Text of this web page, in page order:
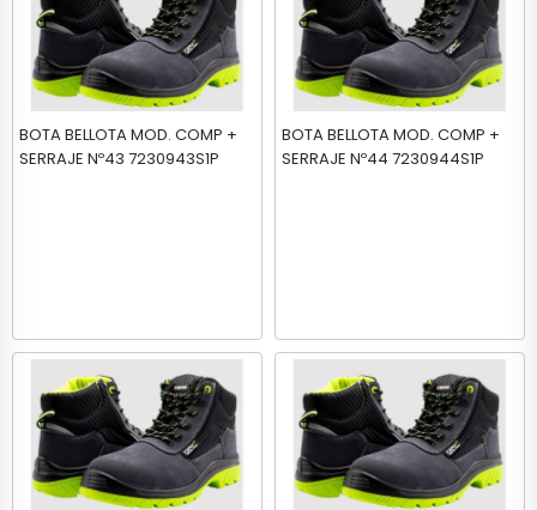
BOTA BELLOTA MOD. COMP +
SERRAJE Nº43 7230943S1P
BOTA BELLOTA MOD. COMP +
SERRAJE Nº44 7230944S1P